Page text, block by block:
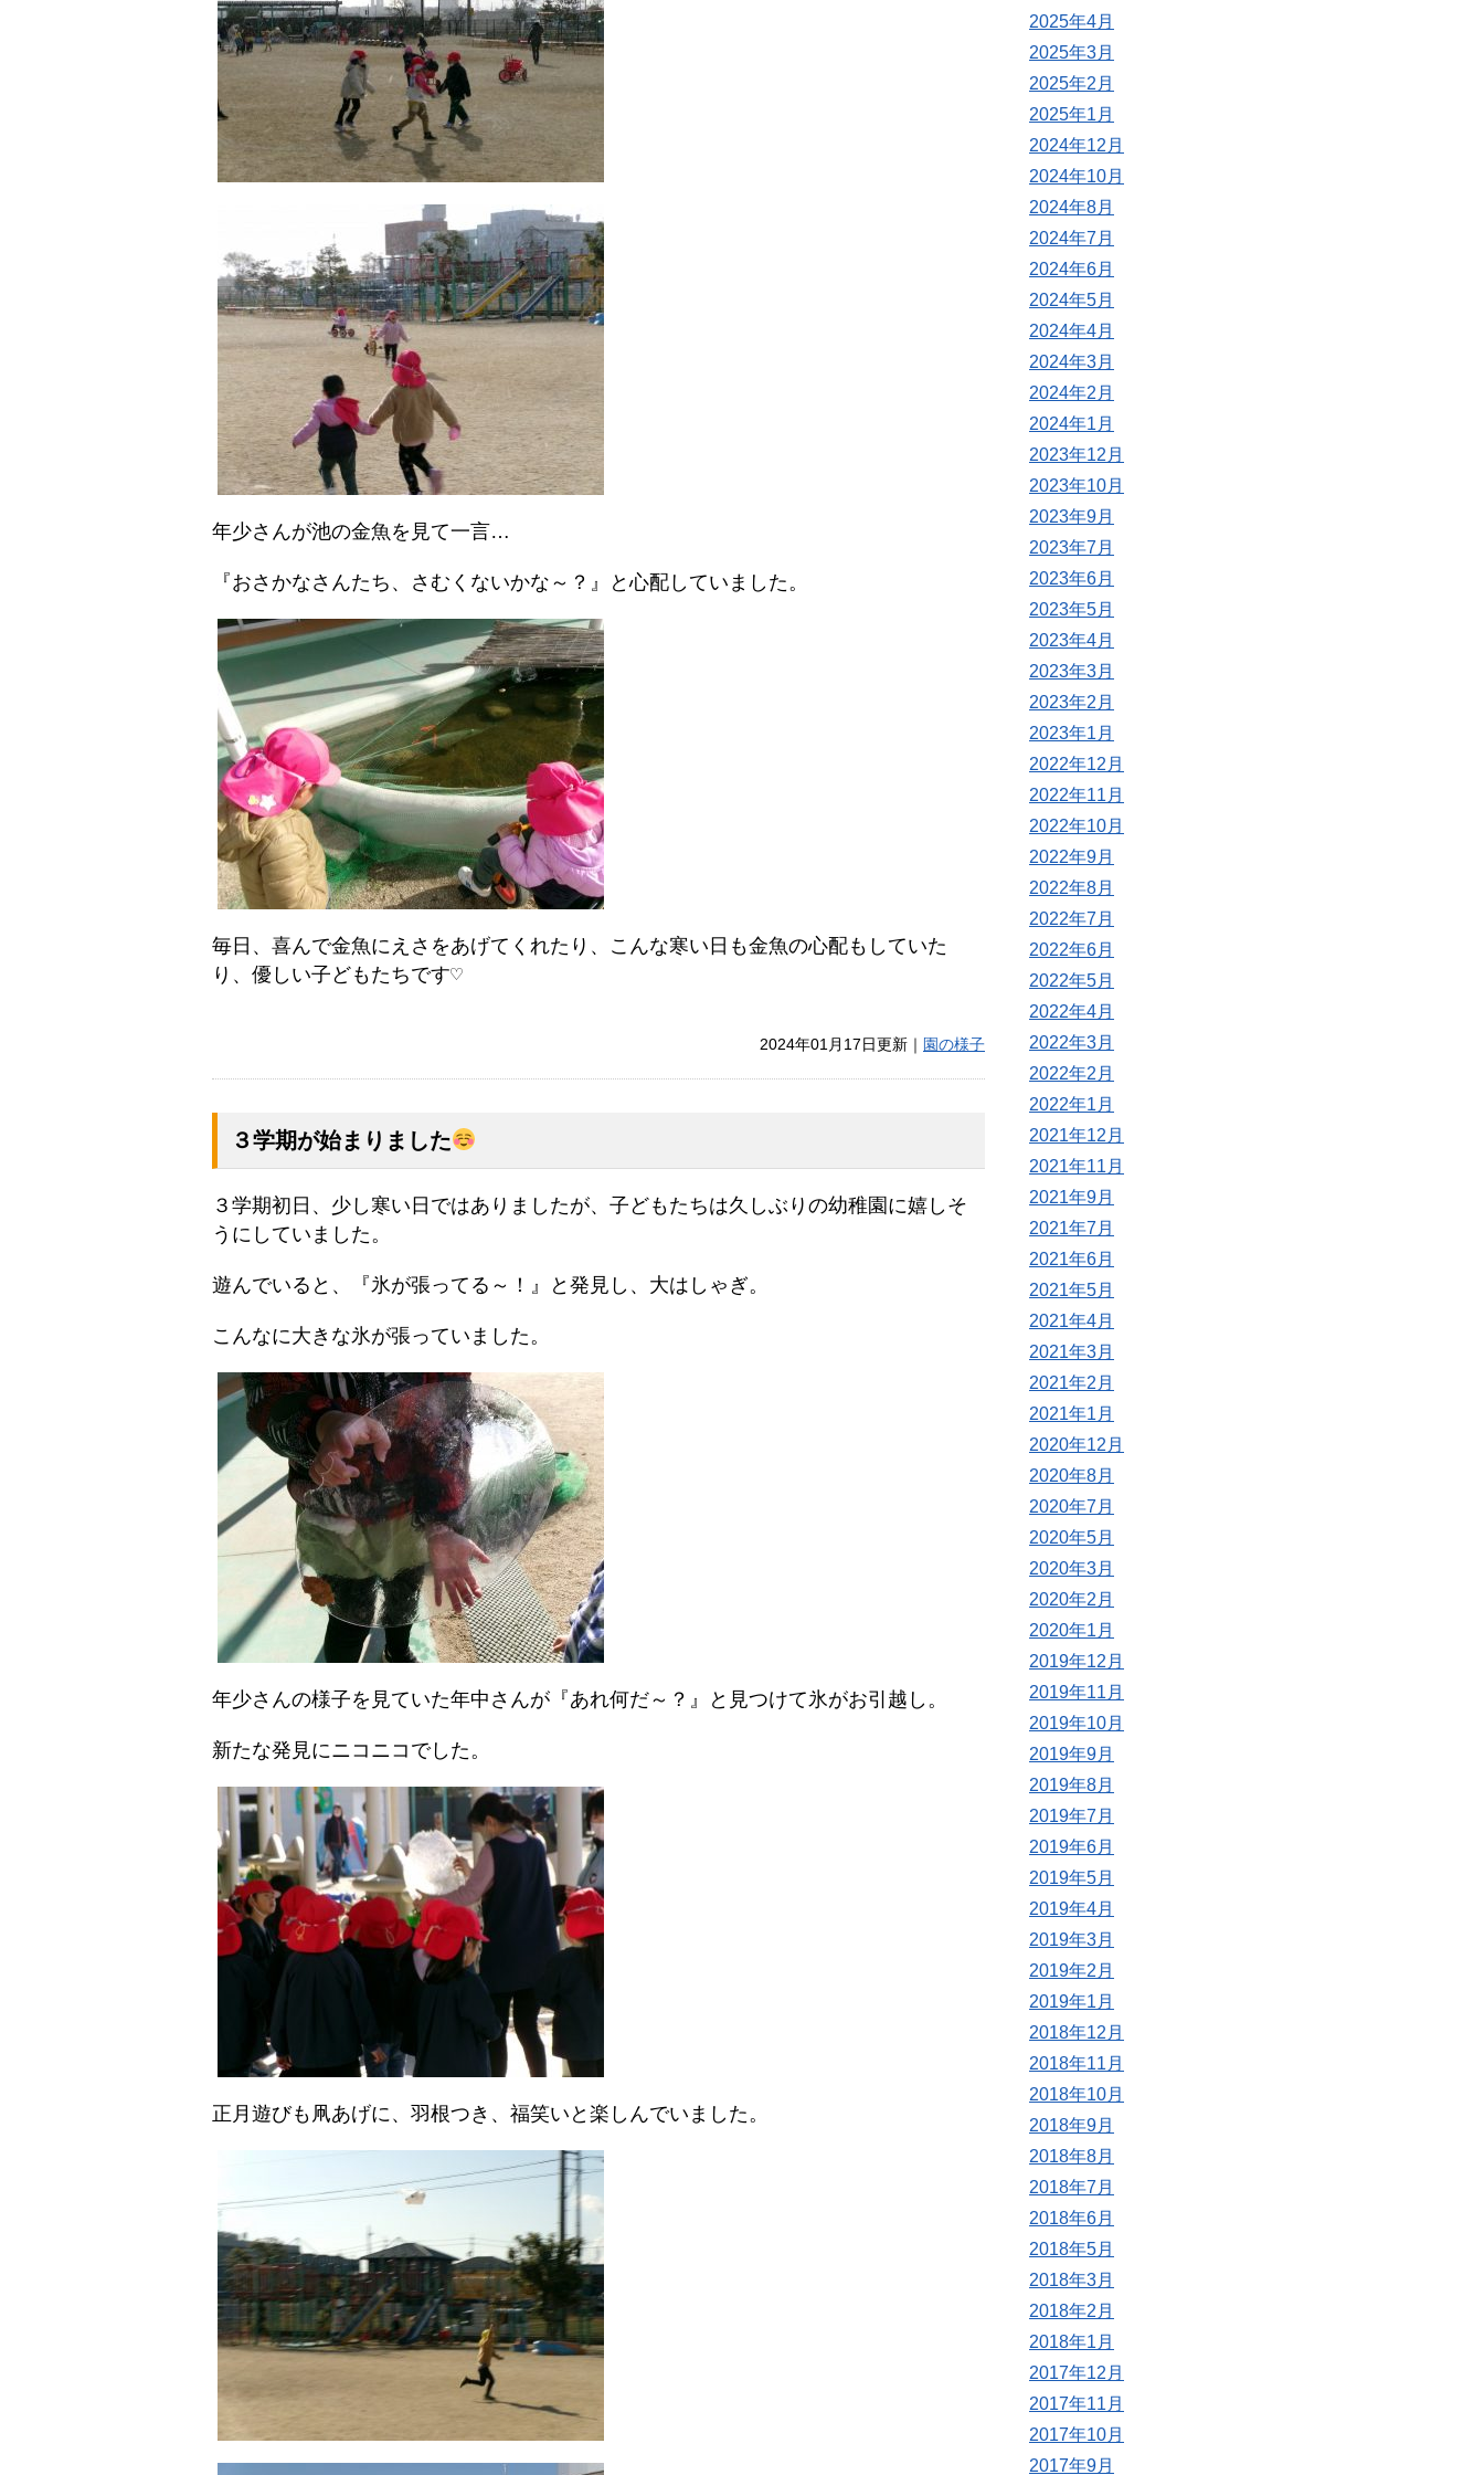
年少さんが池の金魚を見て一言…
『おさかなさんたち、さむくないかな～？』と心配していました。
毎日、喜んで金魚にえさをあげてくれたり、こんな寒い日も金魚の心配もしていた
り、優しい子どもたちです♡
2024年01月17日更新｜ 園の様子
３学期が始まりました
３学期初日、少し寒い日ではありましたが、子どもたちは久しぶりの幼稚園に嬉しそ
うにしていました。
遊んでいると、『氷が張ってる～！』と発見し、大はしゃぎ。
こんなに大きな氷が張っていました。
年少さんの様子を見ていた年中さんが『あれ何だ～？』と見つけて氷がお引越し。
新たな発見にニコニコでした。
正月遊びも凧あげに、羽根つき、福笑いと楽しんでいました。
2025年4月
2025年3月
2025年2月
2025年1月
2024年12月
2024年10月
2024年8月
2024年7月
2024年6月
2024年5月
2024年4月
2024年3月
2024年2月
2024年1月
2023年12月
2023年10月
2023年9月
2023年7月
2023年6月
2023年5月
2023年4月
2023年3月
2023年2月
2023年1月
2022年12月
2022年11月
2022年10月
2022年9月
2022年8月
2022年7月
2022年6月
2022年5月
2022年4月
2022年3月
2022年2月
2022年1月
2021年12月
2021年11月
2021年9月
2021年7月
2021年6月
2021年5月
2021年4月
2021年3月
2021年2月
2021年1月
2020年12月
2020年8月
2020年7月
2020年5月
2020年3月
2020年2月
2020年1月
2019年12月
2019年11月
2019年10月
2019年9月
2019年8月
2019年7月
2019年6月
2019年5月
2019年4月
2019年3月
2019年2月
2019年1月
2018年12月
2018年11月
2018年10月
2018年9月
2018年8月
2018年7月
2018年6月
2018年5月
2018年3月
2018年2月
2018年1月
2017年12月
2017年11月
2017年10月
2017年9月